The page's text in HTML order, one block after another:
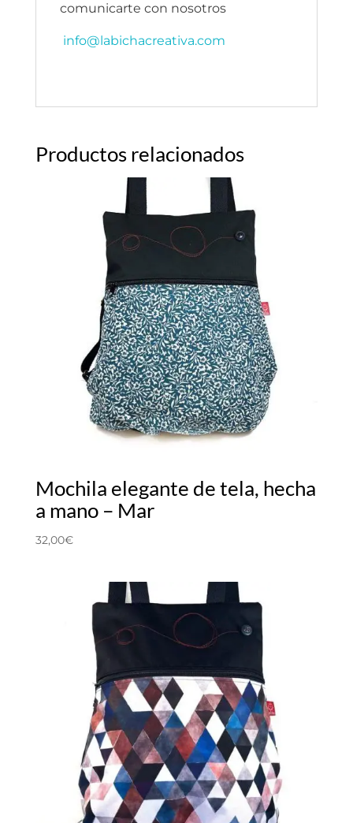
comunicarte con nosotros
info@labichacreativa.com
Productos relacionados
Mochila elegante de tela, hecha
a mano – Mar
32,00€